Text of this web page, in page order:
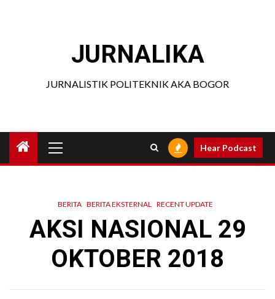
JURNALIKA
JURNALISTIK POLITEKNIK AKA BOGOR
Menu
Hear Podcast
BERITA BERITA EKSTERNAL RECENT UPDATE
AKSI NASIONAL 29
OKTOBER 2018